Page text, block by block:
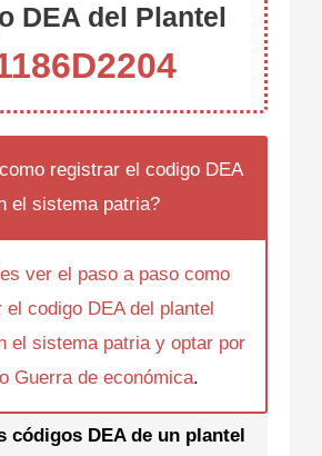
DEA del Plantel
registrar el codigo DEA
el sistema patria?
ver el paso a paso como
el codigo DEA del plantel
el sistema patria y optar por
Guerra de económica.
códigos DEA de un plantel